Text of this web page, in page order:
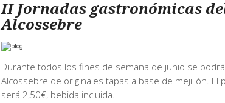
II Jornadas gastronómicas
Alcossebre
Durante todos los fines de semana de junio se
Alcossebre de originales tapas a base de mejillón. El
será 2,50€, bebida incluida.